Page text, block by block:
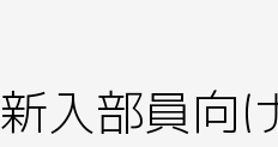
新入部員向